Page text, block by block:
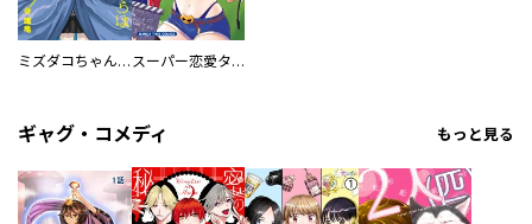
ミズダコちゃんからは逃げられない！ スーパー恋愛タイム！～現場でドＳな彼女は自宅でデレる～
ギャグ・コメディ もっと見る